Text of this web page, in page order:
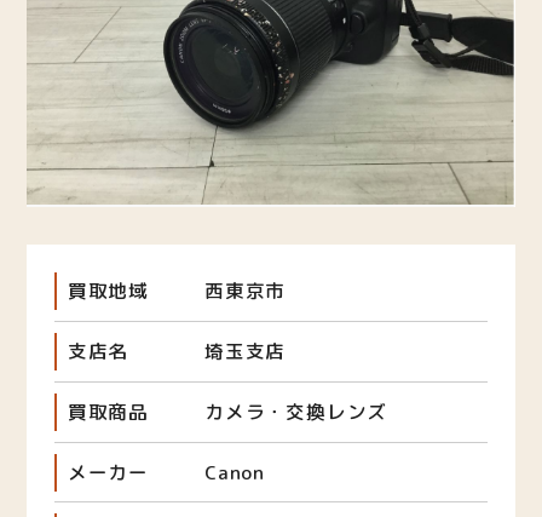
買取地域 西東京市
支店名 埼玉支店
買取商品 カメラ・交換レンズ
メーカー Canon